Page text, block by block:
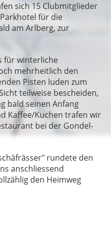
sich 15 Clubmitglieder
für die
am Arlberg, zur
für winterliche
mehrheitlich den
Pisten luden zum
teilweise bescheiden,
bald seinen Anfang
Kaffee/Kuchen trafen wir
bei der Gondel-
rundete den
anschliessend
den Heimweg